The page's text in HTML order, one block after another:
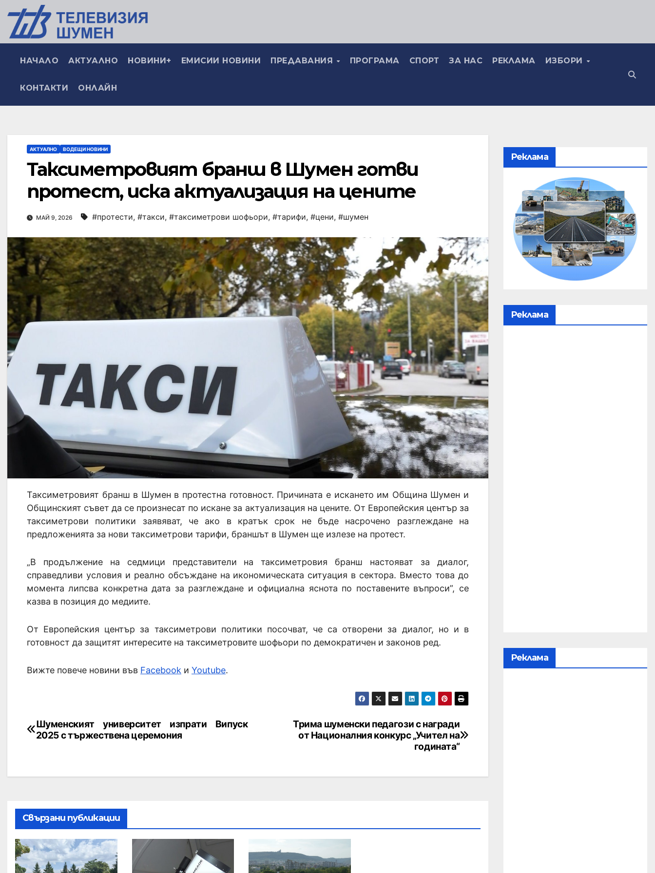
НАЧАЛО АКТУАЛНО НОВИНИ+ ЕМИСИИ НОВИНИ ПРЕДАВАНИЯ ПРОГРАМА СПОРТ ЗА НАС РЕКЛАМА ИЗБОРИ
КОНТАКТИ ОНЛАЙН
АКТУАЛНО ВОДЕЩИ НОВИНИ
Таксиметровият бранш в Шумен готви
протест, иска актуализация на цените
МАЙ 9, 2026 #протести, #такси, #таксиметрови шофьори, #тарифи, #цени, #шумен
Таксиметровият бранш в Шумен в протестна готовност. Причината е искането им Община Шумен и
Общинският съвет да се произнесат по искане за актуализация на цените. От Европейския център за
таксиметрови политики заявяват, че ако в кратък срок не бъде насрочено разглеждане на
предложенията за нови таксиметрови тарифи, браншът в Шумен ще излезе на протест.
„В продължение на седмици представители на таксиметровия бранш настояват за диалог,
справедливи условия и реално обсъждане на икономическата ситуация в сектора. Вместо това до
момента липсва конкретна дата за разглеждане и официална яснота по поставените въпроси”, се
казва в позиция до медиите.
От Европейския център за таксиметрови политики посочват, че са отворени за диалог, но и в
готовност да защитят интересите на таксиметровите шофьори по демократичен и законов ред.
Вижте повече новини във Facebook и Youtube.
Трима шуменски педагози с награди
от Националния конкурс „Учител на
годината“
Шуменският университет изпрати Випуск
2025 с тържествена церемония
Свързани публикации
Реклама
Реклама
Реклама